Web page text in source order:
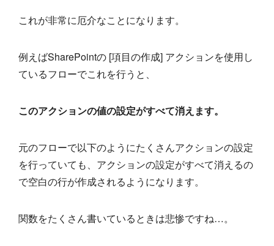
これが非常に厄介なことになります。
例えばSharePointの [項目の作成] アクションを使用し
ているフローでこれを行うと、
このアクションの値の設定がすべて消えます。
元のフローで以下のようにたくさんアクションの設定
を行っていても、アクションの設定がすべて消えるの
で空白の行が作成されるようになります。
関数をたくさん書いているときは悲惨ですね…。